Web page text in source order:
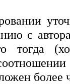
с
тогда
более